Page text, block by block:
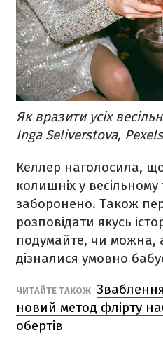
Як вразити усіх
Inga Seliverstova, Pexels
Келлер наголосила,
колишніх у весільному
заборонено. Також
розповідати якусь
подумайте, чи можна,
дізналися умовно
ЧИТАЙТЕ ТАКОЖ
новий метод флірту
обертів